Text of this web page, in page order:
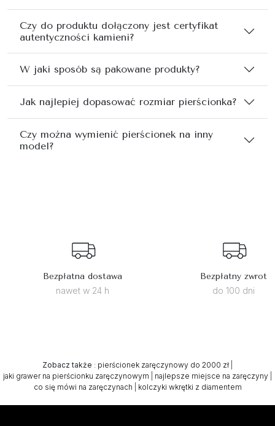
Czy do produktu dołączony jest certyfikat
autentyczności kamieni?
W jaki sposób są pakowane produkty?
Jak najlepiej dopasować rozmiar pierścionka?
Czy można wymienić pierścionek na inny
model?
Bezpłatna dostawa
nawet w 24 h
Bezpłatny zwrot
do 100 dni
Zobacz także : pierścionek zaręczynowy do 2000 zł
jaki grawer na pierścionku zaręczynowym
najlepsze miejsce na zaręczyny
co się mówi na zaręczynach
kolczyki wkrętki z diamentem